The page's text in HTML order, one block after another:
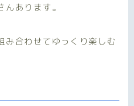
あります。
み合わせてゆっくり楽しむ